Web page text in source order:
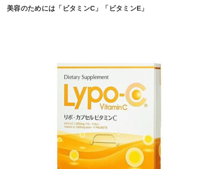
美容のためには「ビタミンC」「ビタミンE」